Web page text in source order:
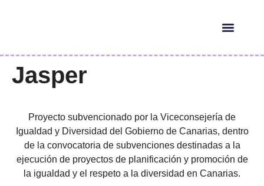
Jasper
Proyecto subvencionado por la Viceconsejería de
Igualdad y Diversidad del Gobierno de Canarias, dentro
de la convocatoria de subvenciones destinadas a la
ejecución de proyectos de planificación y promoción de
la igualdad y el respeto a la diversidad en Canarias.